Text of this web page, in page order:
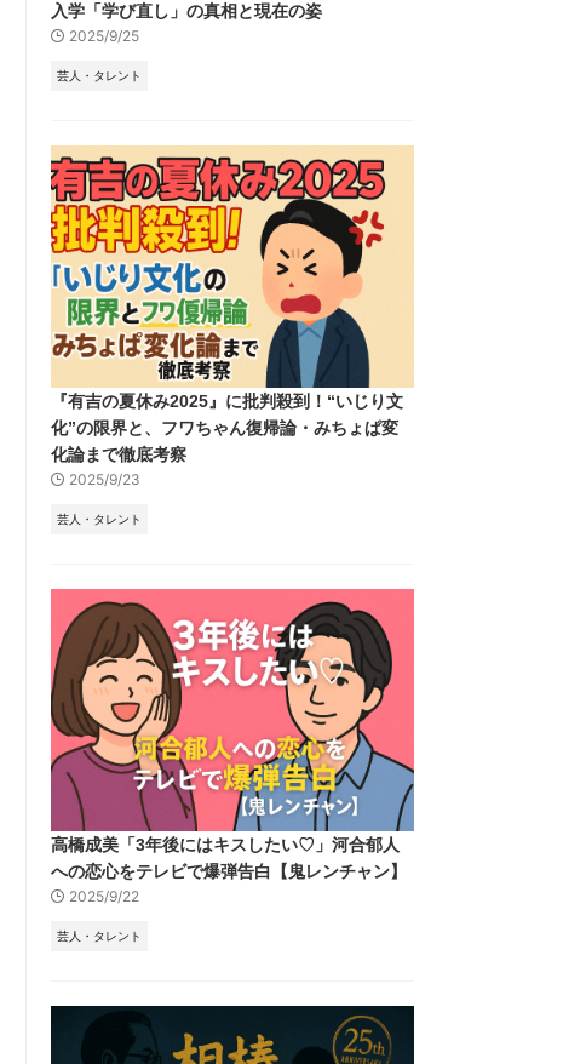
入学「学び直し」の真相と現在の姿
2025/9/25
芸人・タレント
『有吉の夏休み2025』に批判殺到！“いじり文
化”の限界と、フワちゃん復帰論・みちょぱ変
化論まで徹底考察
2025/9/23
芸人・タレント
高橋成美「3年後にはキスしたい♡」河合郁人
への恋心をテレビで爆弾告白【鬼レンチャン】
2025/9/22
芸人・タレント